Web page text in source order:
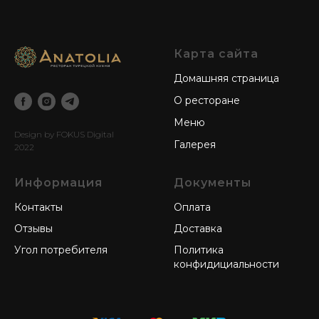
Design by FOKUS Digital
2022
Карта сайта
Домашняя страница
О ресторане
Меню
Галерея
Информация
Контакты
Отзывы
Угол потребителя
Документы
Оплата
Доставка
Политика
конфидициальности